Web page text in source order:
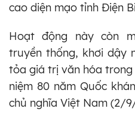
cao diện mạo tỉnh Điện
Hoạt động này còn
truyền thống, khơi dậy
tỏa giá trị văn hóa
niệm 80 năm Quốc
chủ nghĩa Việt Nam (2/